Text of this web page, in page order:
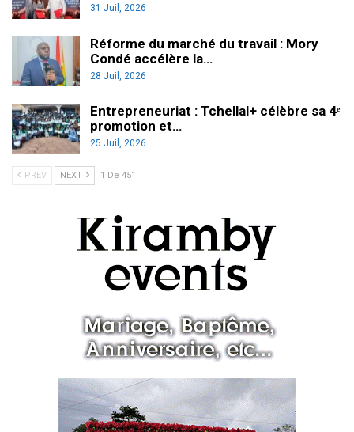
31 Juil, 2026
Réforme du marché du travail : Mory
Condé accélère la…
28 Juil, 2026
Entrepreneuriat : Tchellal+ célèbre sa 4ᵉ
promotion et…
25 Juil, 2026
PREV NEXT 1 De 451